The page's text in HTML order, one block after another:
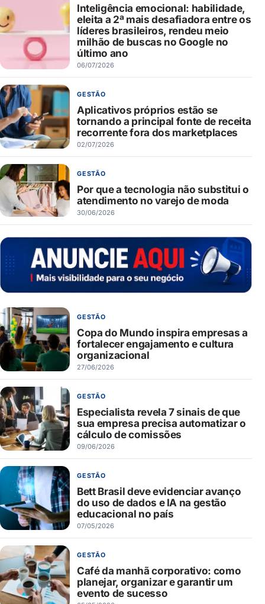
Inteligência emocional: habilidade,
eleita a 2ª mais desafiadora entre os
líderes brasileiros, rendeu meio
milhão de buscas no Google no
último ano
06/07/2026
GESTÃO
Aplicativos próprios estão se
tornando a principal fonte de receita
recorrente fora dos marketplaces
02/07/2026
GESTÃO
Por que a tecnologia não substitui o
atendimento no varejo de moda
30/06/2026
GESTÃO
Copa do Mundo inspira empresas a
fortalecer engajamento e cultura
organizacional
27/06/2026
GESTÃO
Especialista revela 7 sinais de que
sua empresa precisa automatizar o
cálculo de comissões
09/06/2026
GESTÃO
Bett Brasil deve evidenciar avanço
do uso de dados e IA na gestão
educacional no país
07/05/2026
GESTÃO
Café da manhã corporativo: como
planejar, organizar e garantir um
evento de sucesso